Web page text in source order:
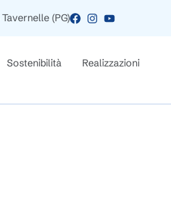
(PG)
Sostenibilità Realizzazioni